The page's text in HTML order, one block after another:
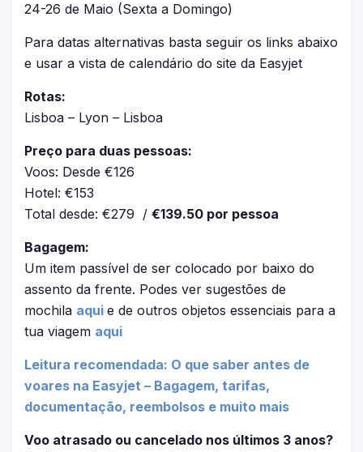
24-26 de Maio (Sexta a Domingo)
Para datas alternativas basta seguir os links abaixo
e usar a vista de calendário do site da Easyjet
Rotas:
Lisboa – Lyon – Lisboa
Preço para duas pessoas:
Voos: Desde €126
Hotel: €153
Total desde: €279 / €139.50 por pessoa
Bagagem:
Um item passível de ser colocado por baixo do
assento da frente. Podes ver sugestões de
mochila aqui e de outros objetos essenciais para a
tua viagem aqui
Leitura recomendada: O que saber antes de
voares na Easyjet – Bagagem, tarifas,
documentação, reembolsos e muito mais
Voo atrasado ou cancelado nos últimos 3 anos?